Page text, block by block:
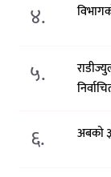
४.
५.
६. अबको